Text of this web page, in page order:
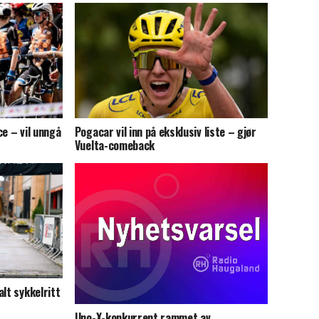
– vil unngå Pogacar vil inn på eksklusiv liste – gjør
Vuelta-comeback
sykkelritt